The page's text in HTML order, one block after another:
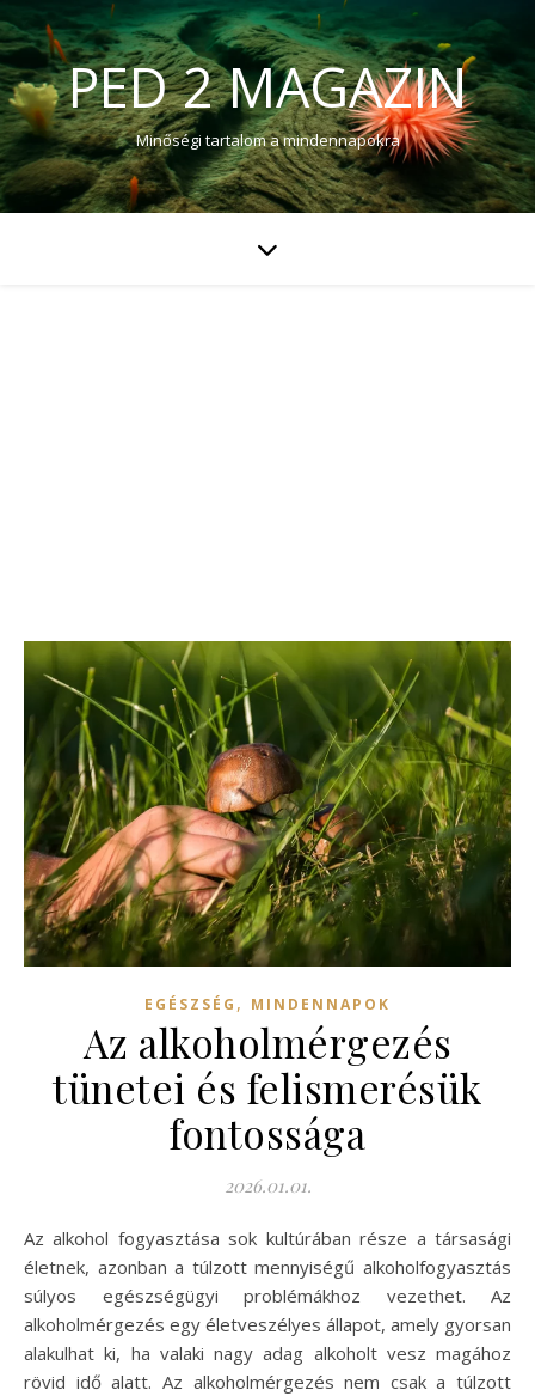
PED 2 MAGAZIN
Minőségi tartalom a mindennapokra
EGÉSZSÉG , MINDENNAPOK
Az alkoholmérgezés
tünetei és felismerésük
fontossága
2026.01.01.
Az alkohol fogyasztása sok kultúrában része a társasági
életnek, azonban a túlzott mennyiségű alkoholfogyasztás
súlyos egészségügyi problémákhoz vezethet. Az
alkoholmérgezés egy életveszélyes állapot, amely gyorsan
alakulhat ki, ha valaki nagy adag alkoholt vesz magához
rövid idő alatt. Az alkoholmérgezés nem csak a túlzott